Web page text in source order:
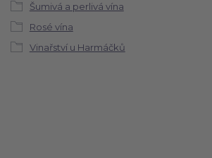
Šumivá a perlivá vína
Rosé vína
Vinařství u Harmáčků